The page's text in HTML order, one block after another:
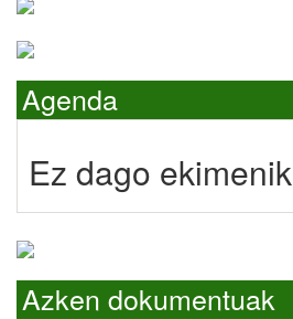
Agenda
Ez dago ekimenik
Azken dokumentuak